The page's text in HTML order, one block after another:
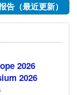
告（最近更新）
2026
2026